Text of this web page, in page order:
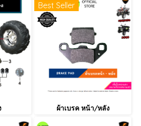
Best Seller
ผ้าเบรค หน้า/หลัง